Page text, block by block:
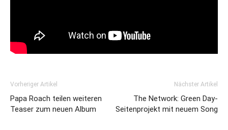
Vorheriger Artikel
Papa Roach teilen weiteren
Teaser zum neuen Album
Nächster Artikel
The Network: Green Day-
Seitenprojekt mit neuem Song